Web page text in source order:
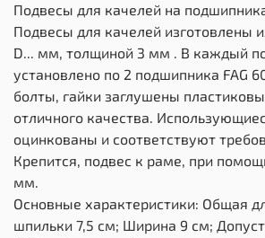
Подвесы для качелей на
Подвесы для качелей изготовлены
D... мм, толщиной 3 мм . В каждый
установлено по 2 подшипника FAG
болты, гайки заглушены
отличного качества.
оцинкованы и соответствуют
Крепится, подвес к раме, при
мм.
Основные характеристики: Общая
шпильки 7,5 см; Ширина 9 см;